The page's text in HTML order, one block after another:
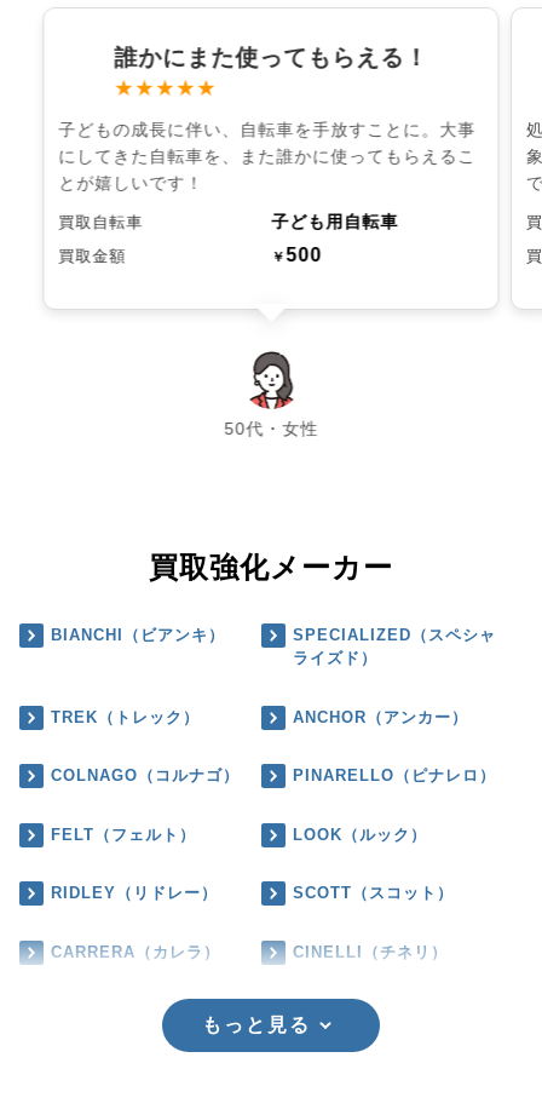
誰かにまた使ってもらえる！
★★★★★
子どもの成長に伴い、自転車を手放すことに。大事
にしてきた自転車を、また誰かに使ってもらえるこ
とが嬉しいです！
買取自転車 子ども用自転車
買取金額 ￥500
50代・女性
chevron_left chevron_right
買取強化メーカー
BIANCHI（ビアンキ）
SPECIALIZED（スペシャ
ライズド）
TREK（トレック） ANCHOR（アンカー）
COLNAGO（コルナゴ） PINARELLO（ピナレロ）
FELT（フェルト） LOOK（ルック）
RIDLEY（リドレー） SCOTT（スコット）
CARRERA（カレラ） CINELLI（チネリ）
もっと見る